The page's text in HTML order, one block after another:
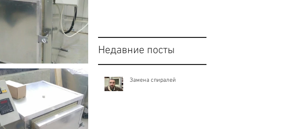
Недавние посты
Замена спиралей